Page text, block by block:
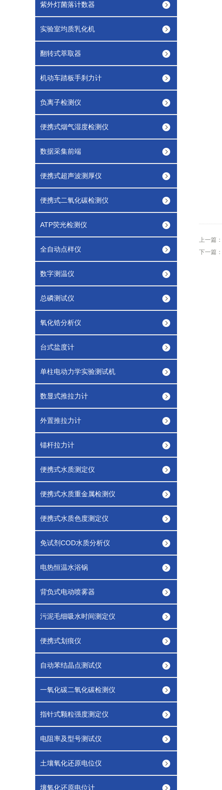
紫外灯菌落计数器
实验室均质乳化机
翻转式萃取器
机动车踏板手刹力计
负离子检测仪
便携式烟气湿度检测仪
数据采集前端
便携式超声波测厚仪
便携式二氧化碳检测仪
ATP荧光检测仪
全自动点样仪
数字测温仪
总磷测试仪
氧化锆分析仪
台式盐度计
单柱电动力学实验测试机
数显式推拉力计
外置推拉力计
锚杆拉力计
便携式水质测定仪
便携式水质重金属检测仪
便携式水质色度测定仪
免试剂COD水质分析仪
电热恒温水浴锅
背负式电动喷雾器
污泥毛细吸水时间测定仪
便携式划痕仪
自动苯结晶点测试仪
一氧化碳二氧化碳检测仪
指针式颗粒强度测定仪
电阻率及型号测试仪
土壤氧化还原电位仪
壤氧化还原电位计
上一篇：
下一篇：